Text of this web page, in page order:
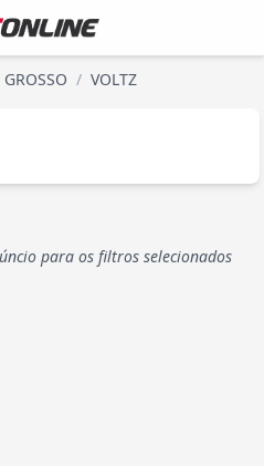
/ VOLTZ
para os filtros selecionados